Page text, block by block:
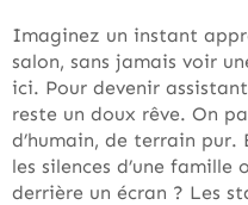
Imaginez un instant
salon, sans jamais voir
ici. Pour devenir
reste un doux rêve. On
d’humain, de terrain
les silences d’une famille
derrière un écran ? Les